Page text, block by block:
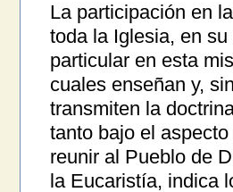
La participación en
toda la Iglesia, en
particular en esta
cuales enseñan y,
transmiten la
tanto bajo el
reunir al Pueblo de
la Eucaristía, indica